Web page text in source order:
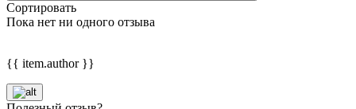
Сортировать
Пока нет ни одного отзыва
{{ item.author }}